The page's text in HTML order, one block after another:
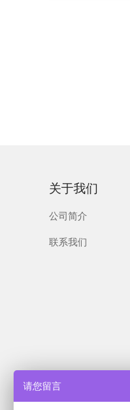
关于我们
公司简介
联系我们
请您留言